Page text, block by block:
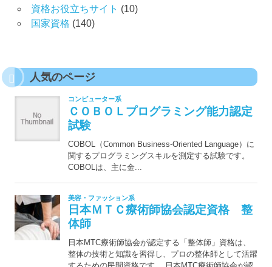
資格お役立ちサイト (10)
国家資格 (140)
人気のページ